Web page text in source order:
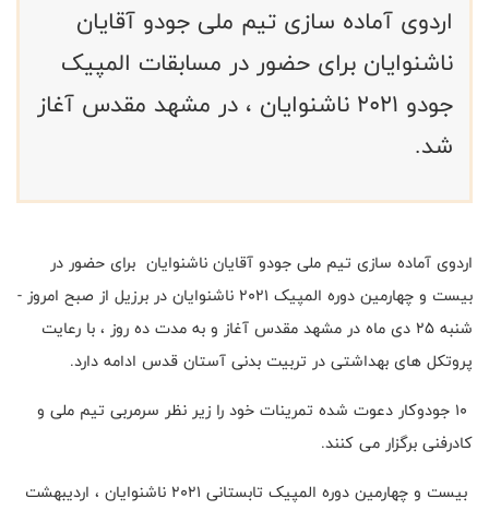
اردوی آماده سازی تیم ملی جودو آقایان
ناشنوایان برای حضور در مسابقات المپیک
جودو ۲۰۲۱ ناشنوایان ، در مشهد مقدس آغاز
شد.
اردوی آماده سازی تیم ملی جودو آقایان ناشنوایان برای حضور در
بیست و چهارمین دوره المپیک ۲۰۲۱ ناشنوایان در برزیل از صبح امروز -
شنبه ۲۵ دی ماه در مشهد مقدس آغاز و به مدت ده روز ، با رعایت
پروتکل های بهداشتی در تربیت بدنی آستان قدس ادامه دارد.
۱۰ جودوکار دعوت شده تمرینات خود را زیر نظر سرمربی تیم ملی و
کادرفنی برگزار می کنند.
بیست و چهارمین دوره المپیک تابستانی ۲۰۲۱ ناشنوایان ، اردیبهشت